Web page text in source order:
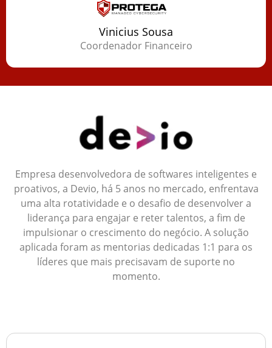
Vinicius Sousa
Coordenador Financeiro
Empresa desenvolvedora de softwares inteligentes e
proativos, a Devio, há 5 anos no mercado, enfrentava
uma alta rotatividade e o desafio de desenvolver a
liderança para engajar e reter talentos, a fim de
impulsionar o crescimento do negócio. A solução
aplicada foram as mentorias dedicadas 1:1 para os
líderes que mais precisavam de suporte no
momento.